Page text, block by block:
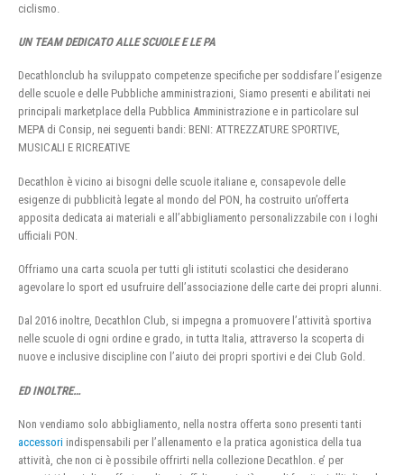
ciclismo.
UN TEAM DEDICATO ALLE SCUOLE E LE PA
Decathlonclub ha sviluppato competenze specifiche per soddisfare l’esigenze
delle scuole e delle Pubbliche amministrazioni, Siamo presenti e abilitati nei
principali marketplace della Pubblica Amministrazione e in particolare sul
MEPA di Consip, nei seguenti bandi: BENI: ATTREZZATURE SPORTIVE,
MUSICALI E RICREATIVE
Decathlon è vicino ai bisogni delle scuole italiane e, consapevole delle
esigenze di pubblicità legate al mondo del PON, ha costruito un’offerta
apposita dedicata ai materiali e all’abbigliamento personalizzabile con i loghi
ufficiali PON.
Offriamo una carta scuola per tutti gli istituti scolastici che desiderano
agevolare lo sport ed usufruire dell’associazione delle carte dei propri alunni.
Dal 2016 inoltre, Decathlon Club, si impegna a promuovere l’attività sportiva
nelle scuole di ogni ordine e grado, in tutta Italia, attraverso la scoperta di
nuove e inclusive discipline con l’aiuto dei propri sportivi e dei Club Gold.
ED INOLTRE…
Non vendiamo solo abbigliamento, nella nostra offerta sono presenti tanti
accessori indispensabili per l’allenamento e la pratica agonistica della tua
attività, che non ci è possibile offrirti nella collezione Decathlon. e’ per